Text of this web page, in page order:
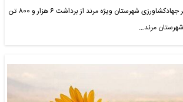
معاون رئیس سازمان و مدیر جهادکشاورزی شهرستان ویژه مرند از برداشت 6 هزار و 800 تن
مرند…